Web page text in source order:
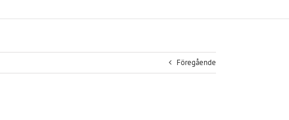
Föregående